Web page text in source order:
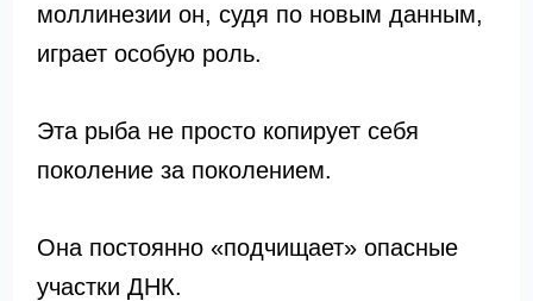
моллинезии он, судя по новым данным,
играет особую роль.
Эта рыба не просто копирует себя
поколение за поколением.
Она постоянно «подчищает» опасные
участки ДНК.